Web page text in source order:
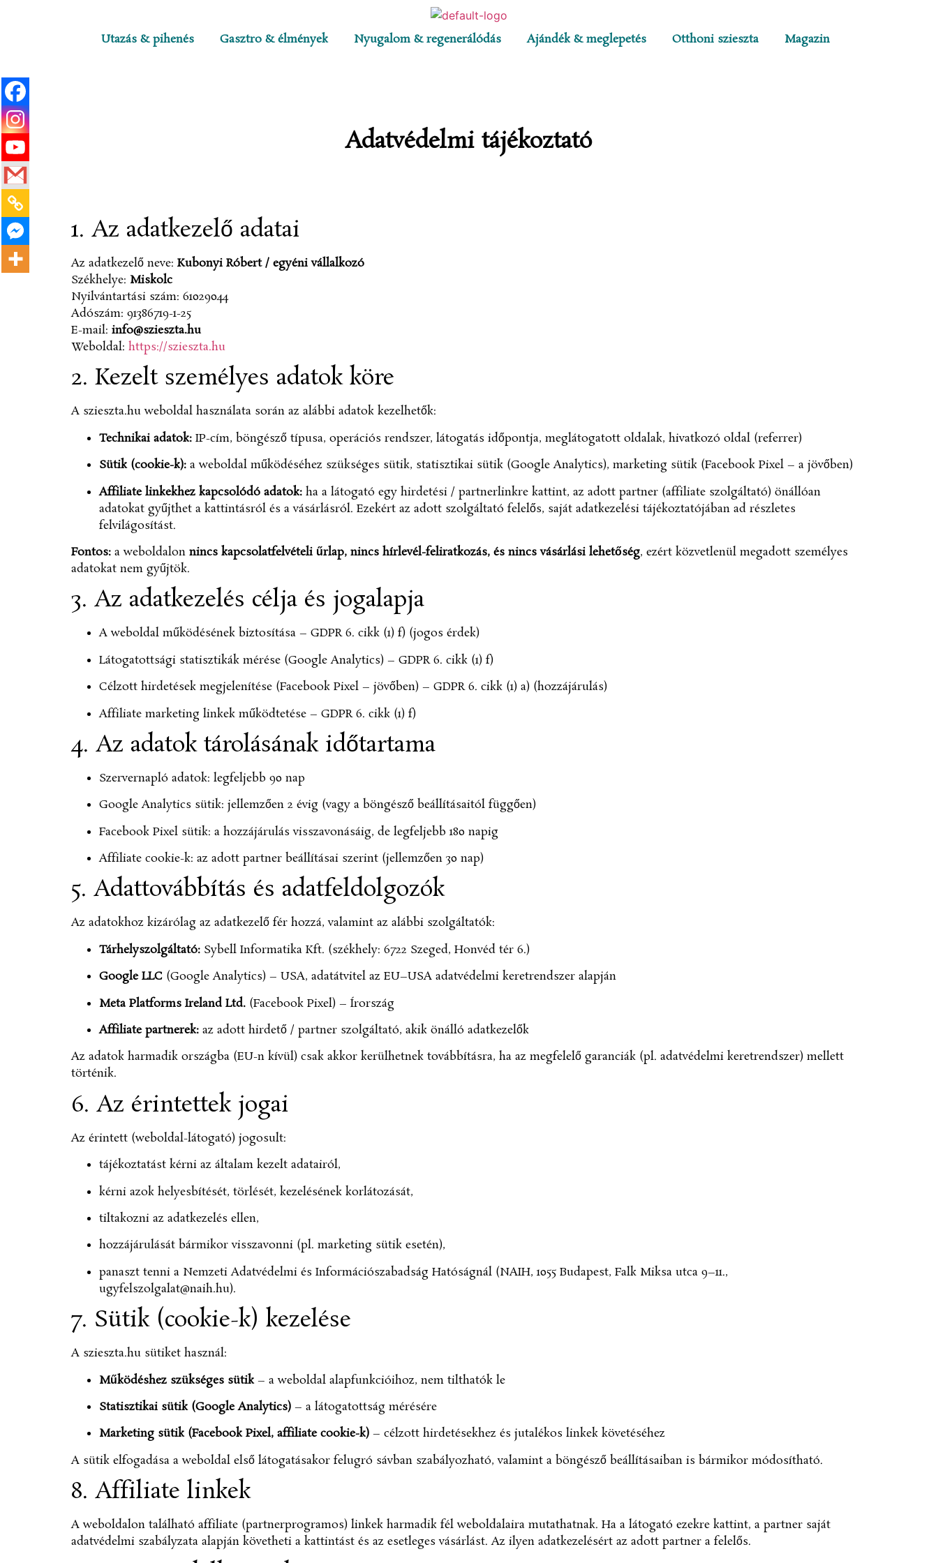
Utazás & pihenés Gasztro & élmények Nyugalom & regenerálódás Ajándék & meglepetés Otthoni szieszta Magazin
Adatvédelmi tájékoztató
1. Az adatkezelő adatai
Az adatkezelő neve: Kubonyi Róbert / egyéni vállalkozó
Székhelye: Miskolc
Nyilvántartási szám: 61029044
Adószám: 91386719-1-25
E-mail: info@szieszta.hu
Weboldal: https://szieszta.hu
2. Kezelt személyes adatok köre
A szieszta.hu weboldal használata során az alábbi adatok kezelhetők:
Technikai adatok: IP-cím, böngésző típusa, operációs rendszer, látogatás időpontja, meglátogatott oldalak, hivatkozó oldal (referrer)
Sütik (cookie-k): a weboldal működéséhez szükséges sütik, statisztikai sütik (Google Analytics), marketing sütik (Facebook Pixel – a jövőben)
Affiliate linkekhez kapcsolódó adatok: ha a látogató egy hirdetési / partnerlinkre kattint, az adott partner (affiliate szolgáltató) önállóan
adatokat gyűjthet a kattintásról és a vásárlásról. Ezekért az adott szolgáltató felelős, saját adatkezelési tájékoztatójában ad részletes
felvilágosítást.
Fontos: a weboldalon nincs kapcsolatfelvételi űrlap, nincs hírlevél-feliratkozás, és nincs vásárlási lehetőség, ezért közvetlenül megadott személyes
adatokat nem gyűjtök.
3. Az adatkezelés célja és jogalapja
A weboldal működésének biztosítása – GDPR 6. cikk (1) f) (jogos érdek)
Látogatottsági statisztikák mérése (Google Analytics) – GDPR 6. cikk (1) f)
Célzott hirdetések megjelenítése (Facebook Pixel – jövőben) – GDPR 6. cikk (1) a) (hozzájárulás)
Affiliate marketing linkek működtetése – GDPR 6. cikk (1) f)
4. Az adatok tárolásának időtartama
Szervernapló adatok: legfeljebb 90 nap
Google Analytics sütik: jellemzően 2 évig (vagy a böngésző beállításaitól függően)
Facebook Pixel sütik: a hozzájárulás visszavonásáig, de legfeljebb 180 napig
Affiliate cookie-k: az adott partner beállításai szerint (jellemzően 30 nap)
5. Adattovábbítás és adatfeldolgozók
Az adatokhoz kizárólag az adatkezelő fér hozzá, valamint az alábbi szolgáltatók:
Tárhelyszolgáltató: Sybell Informatika Kft. (székhely: 6722 Szeged, Honvéd tér 6.)
Google LLC (Google Analytics) – USA, adatátvitel az EU–USA adatvédelmi keretrendszer alapján
Meta Platforms Ireland Ltd. (Facebook Pixel) – Írország
Affiliate partnerek: az adott hirdető / partner szolgáltató, akik önálló adatkezelők
Az adatok harmadik országba (EU-n kívül) csak akkor kerülhetnek továbbításra, ha az megfelelő garanciák (pl. adatvédelmi keretrendszer) mellett
történik.
6. Az érintettek jogai
Az érintett (weboldal-látogató) jogosult:
tájékoztatást kérni az általam kezelt adatairól,
kérni azok helyesbítését, törlését, kezelésének korlátozását,
tiltakozni az adatkezelés ellen,
hozzájárulását bármikor visszavonni (pl. marketing sütik esetén),
panaszt tenni a Nemzeti Adatvédelmi és Információszabadság Hatóságnál (NAIH, 1055 Budapest, Falk Miksa utca 9–11.,
ugyfelszolgalat@naih.hu).
7. Sütik (cookie-k) kezelése
A szieszta.hu sütiket használ:
Működéshez szükséges sütik– a weboldal alapfunkcióihoz, nem tilthatók le
Statisztikai sütik (Google Analytics) – a látogatottság mérésére
Marketing sütik (Facebook Pixel, affiliate cookie-k) – célzott hirdetésekhez és jutalékos linkek követéséhez
A sütik elfogadása a weboldal első látogatásakor felugró sávban szabályozható, valamint a böngésző beállításaiban is bármikor módosítható.
8. Affiliate linkek
A weboldalon található affiliate (partnerprogramos) linkek harmadik fél weboldalaira mutathatnak. Ha a látogató ezekre kattint, a partner saját
adatvédelmi szabályzata alapján követheti a kattintást és az esetleges vásárlást. Az ilyen adatkezelésért az adott partner a felelős.